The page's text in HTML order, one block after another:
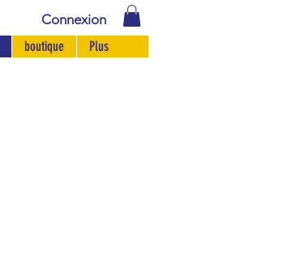
Connexion
boutique Plus